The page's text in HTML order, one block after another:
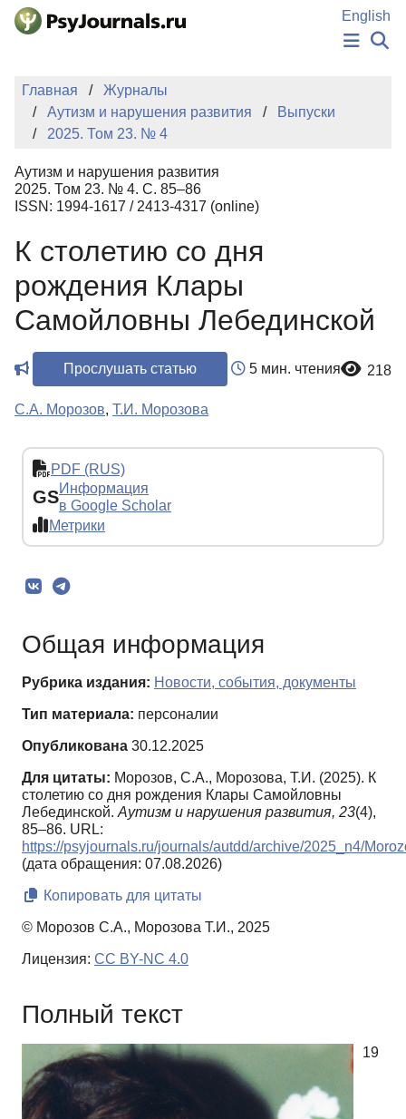
Перейти к основному содержанию
English
НОВОСТИ
АВТОРЫ
КЛЮЧЕВЫЕ СЛОВА
Регистрация
Главная
Журналы
Аутизм и нарушения развития
Выпуски
2025. Том 23. № 4
Аутизм и нарушения развития
2025. Том 23. № 4. С. 85–86
ISSN: 1994-1617 / 2413-4317 (online)
К столетию со дня
рождения Клары
Самойловны Лебединской
Прослушать статью 5 мин. чтения 218
С.А. Морозов, Т.И. Морозова
PDF (RUS)
GSИнформация
в Google Scholar
Метрики
Общая информация
Рубрика издания: Новости, события, документы
Тип материала: персоналии
Опубликована 30.12.2025
Для цитаты: Морозов, С.А., Морозова, Т.И. (2025). К
столетию со дня рождения Клары Самойловны
Лебединской. Аутизм и нарушения развития, 23(4),
85–86. URL:
https://psyjournals.ru/journals/autdd/archive/2025_n4/
(дата обращения: 07.08.2026)
Копировать для цитаты
© Морозов С.А., Морозова Т.И., 2025
Лицензия: CC BY-NC 4.0
Полный текст
19